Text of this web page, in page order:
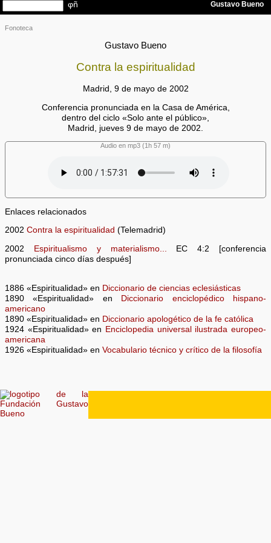
Fonoteca
Gustavo Bueno
Contra la espiritualidad
Madrid, 9 de mayo de 2002
Conferencia pronunciada en la Casa de América,
dentro del ciclo «Solo ante el público»,
Madrid, jueves 9 de mayo de 2002.
Audio en mp3 (1h 57 m)
Enlaces relacionados
2002Contra la espiritualidad (Telemadrid)
2002 Espiritualismo y materialismo... EC 4:2 [conferencia
pronunciada cinco días después]
1886 «Espiritualidad» en Diccionario de ciencias eclesiásticas
1890 «Espiritualidad» en Diccionario enciclopédico hispano-
americano
1890 «Espiritualidad» en Diccionario apologético de la fe católica
1924 «Espiritualidad» en Enciclopedia universal ilustrada europeo-
americana
1926 «Espiritualidad» enVocabulario técnico y crítico de la filosofía